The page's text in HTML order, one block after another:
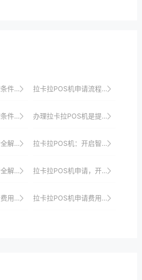
料一览 拉卡拉POS机申请流程优化，助力商户快速上线
位安全保障和服务支持 办理拉卡拉POS机是提升商家收银效率、品牌形象与顾客忠诚度的明智之选
析与指导 拉卡拉POS机：开启智慧支付的新时代
更顺畅 拉卡拉POS机申请，开启商户支付新篇章
全攻略 拉卡拉POS机申请费用及优惠政策全解析